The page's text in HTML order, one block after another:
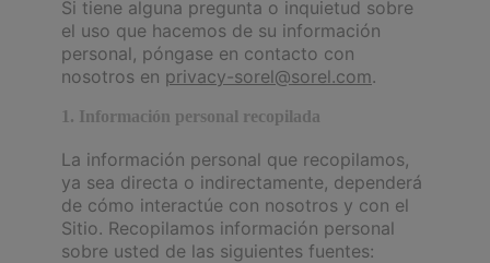
Si tiene alguna pregunta o inquietud sobre
el uso que hacemos de su información
personal, póngase en contacto con
nosotros en privacy-sorel@sorel.com.
1. Información personal recopilada
La información personal que recopilamos,
ya sea directa o indirectamente, dependerá
de cómo interactúe con nosotros y con el
Sitio. Recopilamos información personal
sobre usted de las siguientes fuentes: